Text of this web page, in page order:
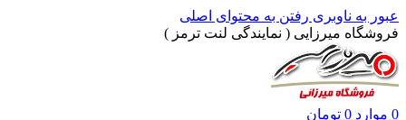
عبور به ناوبری رفتن به محتوای اصلی
فروشگاه میرزایی ( نمایندگی لنت ترمز )
0 موارد 0 تومان